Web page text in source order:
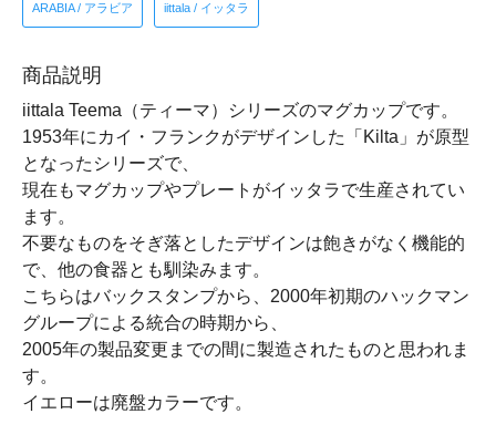
ARABIA / アラビア iittala / イッタラ
商品説明
iittala Teema（ティーマ）シリーズのマグカップです。
1953年にカイ・フランクがデザインした「Kilta」が原型
となったシリーズで、
現在もマグカップやプレートがイッタラで生産されてい
ます。
不要なものをそぎ落としたデザインは飽きがなく機能的
で、他の食器とも馴染みます。
こちらはバックスタンプから、2000年初期のハックマン
グループによる統合の時期から、
2005年の製品変更までの間に製造されたものと思われま
す。
イエローは廃盤カラーです。